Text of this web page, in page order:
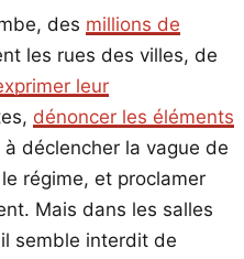
des millions de
les rues des villes, de
leur
dénoncer les éléments
déclencher la vague de
régime, et proclamer
Mais dans les salles
semble interdit de